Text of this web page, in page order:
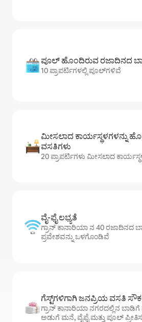
ಪೂಲ್ ಹೊಂದಿರುವ ರಜಾದಿನದ
10 ಪ್ರಾಪರ್ಟಿಗಳಲ್ಲಿ ಪೂಲ್‌‌‌‌‌‌‌‌‌ಗಳಿವೆ
ಮೀಸಲಾದ ಕಾರ್ಯಸ್ಥಳಗಳನ್ನು
ವಸತಿಗಳು
20 ಪ್ರಾಪರ್ಟಿಗಳು ಮೀಸಲಾದ
ವೈ-ಫೈ ಲಭ್ಯತೆ
ಗ್ರಾನ್ ಕಾನಾರಿಯಾ ನ 40 ರಜಾದಿನದ
ಪ್ರವೇಶವನ್ನು ಒಳಗೊಂಡಿವೆ
ಗೆಸ್ಟ್‌ಗಳಿಗಾಗಿ ಜನಪ್ರಿಯ ವಸತಿ
ಗ್ರಾನ್ ಕಾನಾರಿಯಾ ನಗರದಲ್ಲಿನ ಬಾಡಿಗೆ
ಅಡುಗೆ ಮನೆ, ವೈಫೈ ಮತ್ತು ಪೂಲ್